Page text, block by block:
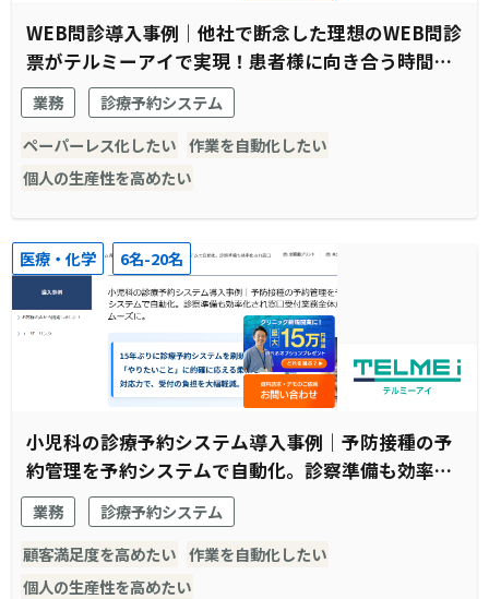
WEB問診導入事例｜他社で断念した理想のWEB問診
票がテルミーアイで実現！患者様に向き合う時間の
創出に成功
業務
診療予約システム
ペーパーレス化したい 作業を自動化したい
個人の生産性を高めたい
医療・化学 6名-20名
小児科の診療予約システム導入事例｜予防接種の予
約管理を予約システムで自動化。診察準備も効率化
され窓口受付業務全体がスムーズに。
業務
診療予約システム
顧客満足度を高めたい 作業を自動化したい
個人の生産性を高めたい